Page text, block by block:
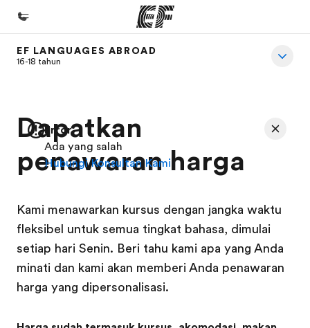
Beranda
Daftar program
Lihat semua program
Kantor dan sekolah
Tentang kami
Karir
Bergabung dengan tim kami
EF LANGUAGES ABROAD
16-18 tahun
Dapatkan
penawaran harga
Kami menawarkan kursus dengan jangka waktu
fleksibel untuk semua tingkat bahasa, dimulai
setiap hari Senin. Beri tahu kami apa yang Anda
minati dan kami akan memberi Anda penawaran
harga yang dipersonalisasi.
Error
Ada yang salah
Hubungi Konsultan Kami